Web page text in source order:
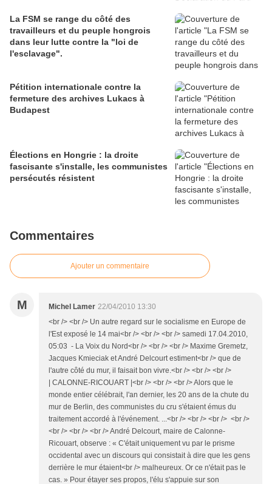
La FSM se range du côté des
travailleurs et du peuple hongrois
dans leur lutte contre la "loi de
l'esclavage".
Pétition internationale contre la
fermeture des archives Lukacs à
Budapest
Élections en Hongrie : la droite
fascisante s'installe, les communistes
persécutés résistent
Commentaires
Ajouter un commentaire
M Michel Lamer 22/04/2010 13:30
<br /> <br /> Un autre regard sur le socialisme en Europe de
l'Est exposé le 14 mai<br /> <br /> <br /> samedi 17.04.2010,
05:03 - La Voix du Nord<br /> <br /> <br /> Maxime Gremetz,
Jacques Kmieciak et André Delcourt estiment<br /> que de
l'autre côté du mur, il faisait bon vivre.<br /> <br /> <br />
| CALONNE-RICOUART |<br /> <br /> <br /> Alors que le
monde entier célébrait, l'an dernier, les 20 ans de la chute du
mur de Berlin, des communistes du cru s'étaient émus du
traitement accordé à l'événement. ...<br /> <br /> <br /> <br />
<br /> <br /> <br /> André Delcourt, maire de Calonne-
Ricouart, observe : « C'était uniquement vu par le prisme
occidental avec un discours qui consistait à dire que les gens
derrière le mur étaient<br /> malheureux. Or ce n'était pas le
cas. » Pour étayer ses propos, l'élu s'appuie sur son